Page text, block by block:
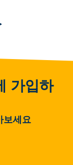
음
가입하
보세요